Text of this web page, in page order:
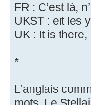
FR : C’est là,
UKST : eit les
UK : It is there,
*
L’anglais
mots. Le